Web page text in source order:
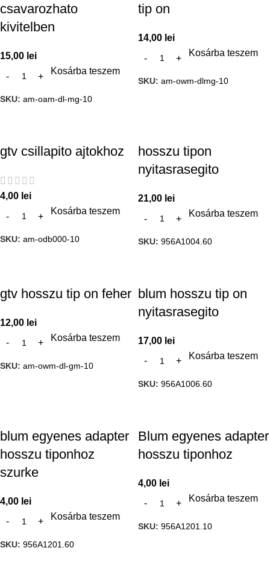
csavarozhato
kivitelben
15,00 lei
Kosárba teszem
SKU: am-oam-dl-mg-10
tip on
14,00 lei
Kosárba teszem
SKU: am-owm-dlmg-10
gtv csillapito ajtokhoz
4,00 lei
Kosárba teszem
SKU: am-odb000-10
hosszu tipon
nyitasrasegito
21,00 lei
Kosárba teszem
SKU: 956A1004.60
gtv hosszu tip on feher
12,00 lei
Kosárba teszem
SKU: am-owm-dl-gm-10
blum hosszu tip on
nyitasrasegito
17,00 lei
Kosárba teszem
SKU: 956A1006.60
blum egyenes adapter
hosszu tiponhoz
szurke
4,00 lei
Kosárba teszem
SKU: 956A1201.60
Blum egyenes adapter
hosszu tiponhoz
4,00 lei
Kosárba teszem
SKU: 956A1201.10